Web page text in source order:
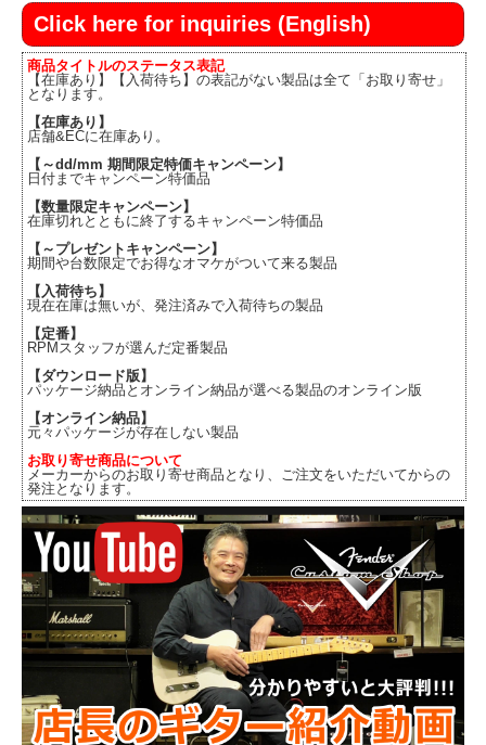
Click here for inquiries (English)
商品タイトルのステータス表記
【在庫あり】【入荷待ち】の表記がない製品は全て「お取り寄せ」
となります。
【在庫あり】
店舗&ECに在庫あり。
【～dd/mm 期間限定特価キャンペーン】
日付までキャンペーン特価品
【数量限定キャンペーン】
在庫切れとともに終了するキャンペーン特価品
【～プレゼントキャンペーン】
期間や台数限定でお得なオマケがついて来る製品
【入荷待ち】
現在在庫は無いが、発注済みで入荷待ちの製品
【定番】
RPMスタッフが選んだ定番製品
【ダウンロード版】
パッケージ納品とオンライン納品が選べる製品のオンライン版
【オンライン納品】
元々パッケージが存在しない製品
お取り寄せ商品について
メーカーからのお取り寄せ商品となり、ご注文をいただいてからの
発注となります。